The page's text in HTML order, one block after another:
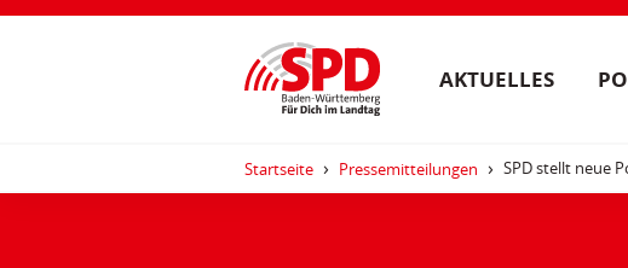
AKTUELLES
Startseite Pressemitteilungen SPD stellt neue